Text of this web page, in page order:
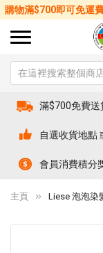
購物滿$700即可免運
滿$700免費送
自選收貨地點
會員消費積分
主頁 Liese 泡泡染